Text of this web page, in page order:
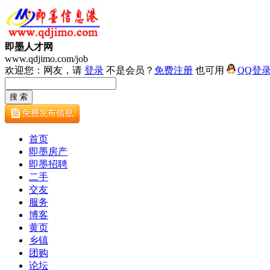
即墨人才网
www.qdjimo.com/job
欢迎您：网友，请 登录 不是会员？ 免费注册 也可用 QQ登
首页
即墨房产
即墨招聘
二手
交友
服务
博客
黄页
乡镇
团购
论坛